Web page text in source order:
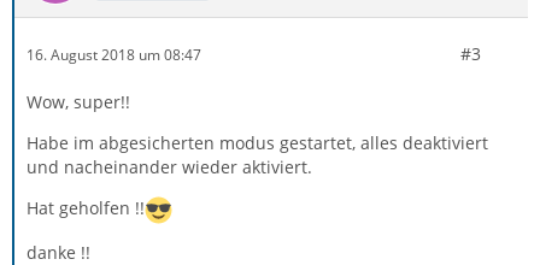
16. August 2018 um 08:47 #3
Wow, super!!
Habe im abgesicherten modus gestartet, alles deaktiviert
und nacheinander wieder aktiviert.
Hat geholfen !!
danke !!